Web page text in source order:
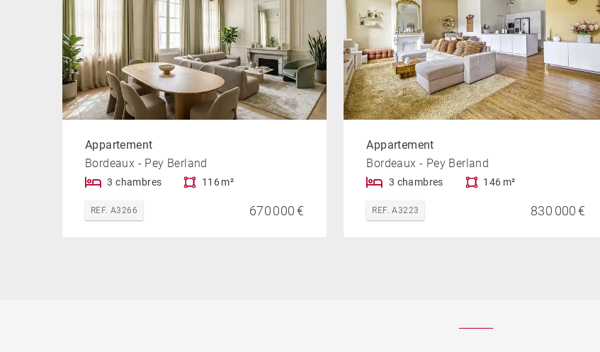
Appartement
Bordeaux - Pey Berland
3 chambres 116 m²
REF. A3266 670 000 €
Appartement
Bordeaux - Pey Berland
3 chambres 146 m²
REF. A3223 830 000 €